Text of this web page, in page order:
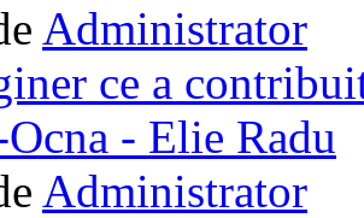
Administrator
ce a
- Elie Radu
Administrator